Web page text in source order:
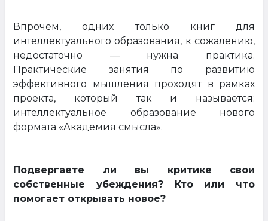
Впрочем, одних только книг для
интеллектуального образования, к сожалению,
недостаточно — нужна практика.
Практические занятия по развитию
эффективного мышления проходят в рамках
проекта, который так и называется:
интеллектуальное образование нового
формата «Академия смысла».
Подвергаете ли вы критике свои
собственные убеждения? Кто или что
помогает открывать новое?